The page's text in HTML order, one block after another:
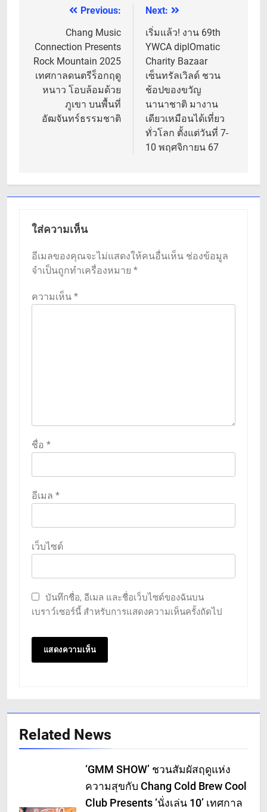
แนะแนวPrevious:
Chang Music
Connection Presents
Rock Mountain 2025
เทศกาลดนตรีร็อกฤดู
หนาว โอบล้อมด้วย
ภูเขา บนพื้นที่
อัฒจันทร์ธรรมชาติ
Next:
เริ่มแล้ว! งาน 69th
YWCA diplOmatic
Charity Bazaar
เซ็นทรัลเวิลด์ ชวน
ช้อปของขวัญ
นานาชาติ มางาน
เดียวเหมือนได้เที่ยว
ทั่วโลก ตั้งแต่วันที่ 7-
10 พฤศจิกายน 67
ใส่ความเห็น
อีเมลของคุณจะไม่แสดงให้คนอื่นเห็น ช่องข้อมูล
จำเป็นถูกทำเครื่องหมาย *
ความเห็น *
ชื่อ *
อีเมล *
เว็บไซต์
บันทึกชื่อ, อีเมล และชื่อเว็บไซต์ของฉันบน
เบราว์เซอร์นี้ สำหรับการแสดงความเห็นครั้งถัดไป
Related News
‘GMM SHOW’ ชวนสัมผัสฤดูแห่ง
ความสุขกับ Chang Cold Brew Cool
Club Presents ‘นั่งเล่น 10’ เทศกาล